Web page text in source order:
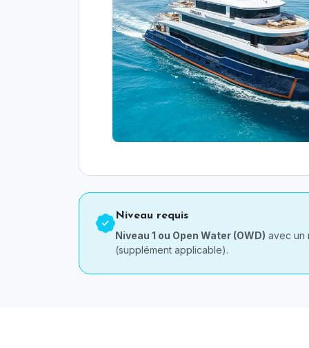
Niveau requis
Niveau 1 ou Open Water (OWD) avec un
(supplément applicable).